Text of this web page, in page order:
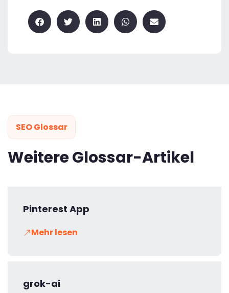
SEO Glossar
Weitere Glossar-Artikel
Pinterest App
Mehr lesen
grok-ai